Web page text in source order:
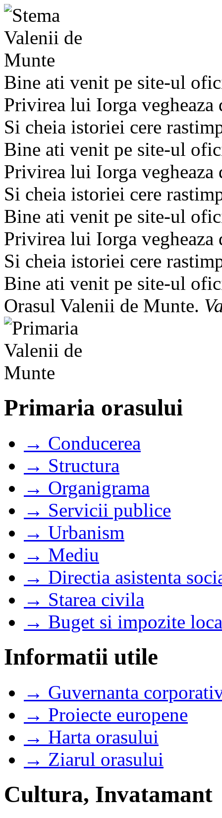
Bine ati venit pe site-ul
Privirea lui Iorga
Si cheia istoriei cere
Bine ati venit pe site-ul
Privirea lui Iorga
Si cheia istoriei cere
Bine ati venit pe site-ul
Privirea lui Iorga
Si cheia istoriei cere
Bine ati venit pe site-ul
Orasul Valenii de Munte.
Primaria orasului
→ Conducerea
→ Structura
→ Organigrama
→ Servicii publice
→ Urbanism
→ Mediu
→ Directia asistenta
→ Starea civila
→ Buget si impozite
Informatii utile
→ Guvernanta
→ Proiecte europene
→ Harta orasului
→ Ziarul orasului
Cultura, Invatamant